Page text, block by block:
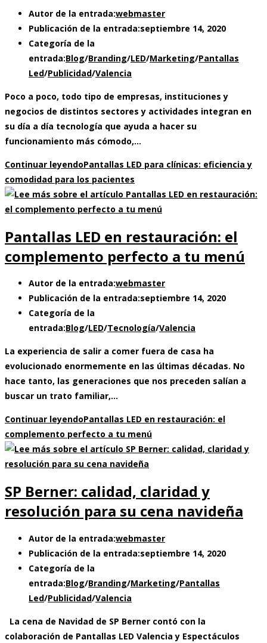
Autor de la entrada:webmaster
Publicación de la entrada:septiembre 14, 2020
Categoría de la
entrada:Blog/Branding/LED/Marketing/Pantallas
Led/Publicidad/Valencia
Poco a poco, todo tipo de empresas, instituciones y
negocios de distintos sectores y actividades integran en
su día a día tecnología que ayuda a hacer su
funcionamiento más cómodo,…
Continuar leyendoPantallas LED para clínicas: eficiencia y
comodidad para los pacientes
Pantallas LED en restauración: el
complemento perfecto a tu menú
Autor de la entrada:webmaster
Publicación de la entrada:septiembre 14, 2020
Categoría de la
entrada:Blog/LED/Tecnología/Valencia
La experiencia de salir a comer fuera de casa ha
evolucionado enormemente en las últimas décadas. No
hace tanto, las generaciones que nos preceden salían a
buscar un trato familiar,…
Continuar leyendoPantallas LED en restauración: el
complemento perfecto a tu menú
SP Berner: calidad, claridad y
resolución para su cena navideña
Autor de la entrada:webmaster
Publicación de la entrada:septiembre 14, 2020
Categoría de la
entrada:Blog/Branding/Marketing/Pantallas
Led/Publicidad/Valencia
La cena de Navidad de SP Berner contó con la
colaboración de Pantallas LED Valencia y Espectáculos